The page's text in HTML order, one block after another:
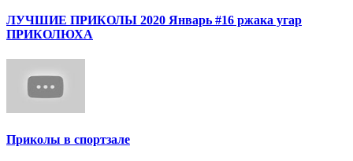
ЛУЧШИЕ ПРИКОЛЫ 2020 Январь #16 ржака угар
ПРИКОЛЮХА
Приколы в спортзале